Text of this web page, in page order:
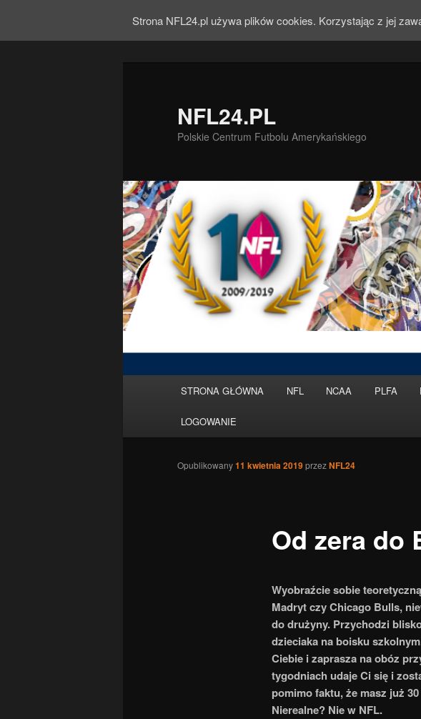
NFL24.PL
Polskie Centrum Futbolu Amerykańskiego
Przeskocz
do
tekstu
STRONA GŁÓWNA NFL NCAA PLFA
LOGOWANIE
Od zera do
Opublikowany11 kwietnia 2019przezNFL24
Wyobraźcie sobie
Madryt czy Chicago Bulls,
do drużyny. Przychodzi
dzieciaka na boisku
Ciebie i zaprasza na obóz
tygodniach udaje Ci się i
pomimo faktu, że masz już
Nierealne? Nie w NFL.
Strona NFL24.pl używa plików cookies. Korzystając z jej